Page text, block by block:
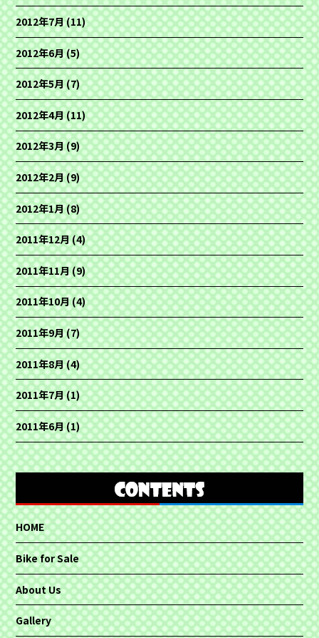
2012年7月(11)
2012年6月(5)
2012年5月(7)
2012年4月(11)
2012年3月(9)
2012年2月(9)
2012年1月(8)
2011年12月(4)
2011年11月(9)
2011年10月(4)
2011年9月(7)
2011年8月(4)
2011年7月(1)
2011年6月(1)
HOME
Bike for Sale
About Us
Gallery